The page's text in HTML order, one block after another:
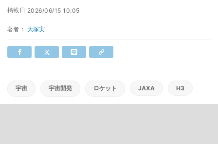
掲載日 2026/06/15 10:05
著者： 大塚実
宇宙 宇宙開発 ロケット JAXA H3